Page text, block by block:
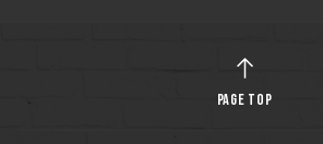
PAGE TOP